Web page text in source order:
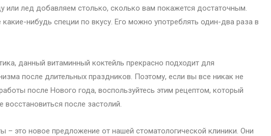
или лед добавляем столько, сколько вам покажется достаточным.
нибудь специи по вкусу. Его можно употреблять один-два раза в
данный витаминный коктейль прекрасно подходит для
после длительных праздников. Поэтому, если вы все никак не
после Нового года, воспользуйтесь этим рецептом, который
после застолий.
– это новое предложение от нашей стоматологической клиники. Они